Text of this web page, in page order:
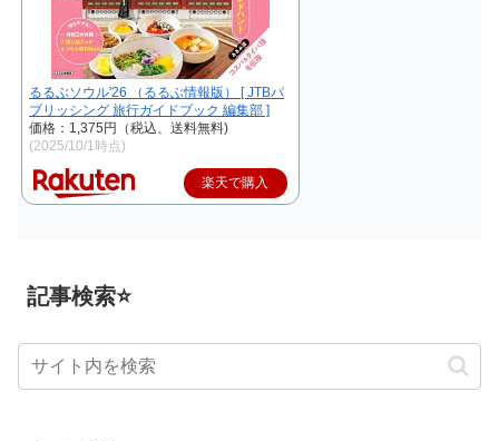
るるぶソウル'26 （るるぶ情報版） [ JTBパ
ブリッシング 旅行ガイドブック 編集部 ]
価格：1,375円（税込、送料無料)
(2025/10/1時点)
楽天で購入
記事検索⭐